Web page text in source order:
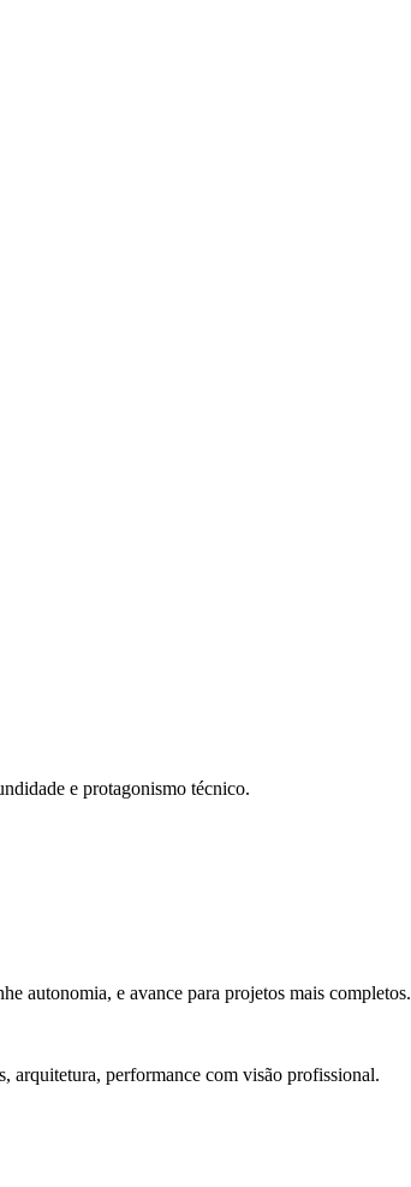
e protagonismo técnico.
autonomia, e avance para projetos mais completos.
arquitetura, performance com visão profissional.